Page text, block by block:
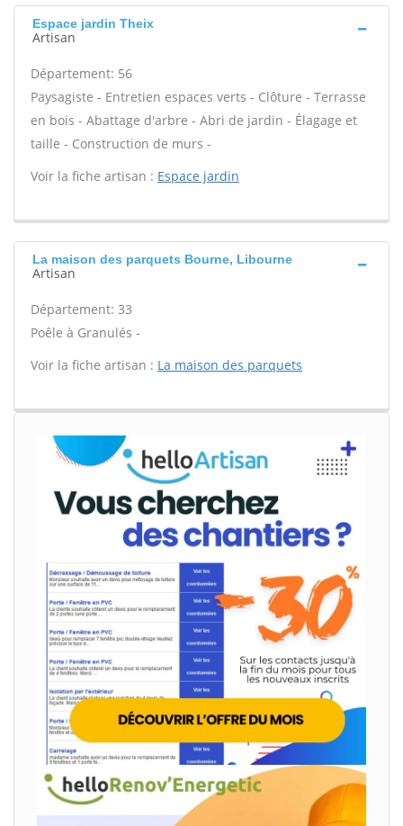
Espace jardin Theix
Artisan
Département: 56
Paysagiste - Entretien espaces verts - Clôture - Terrasse
en bois - Abattage d'arbre - Abri de jardin - Élagage et
taille - Construction de murs -
Voir la fiche artisan : Espace jardin
La maison des parquets Bourne, Libourne
Artisan
Département: 33
Poêle à Granulés -
Voir la fiche artisan : La maison des parquets